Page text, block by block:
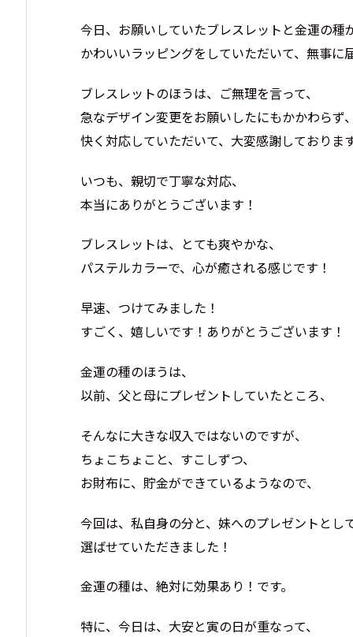
今日、お願いしていたブレスレットと金運の種
かわいいラッピングをしていただいて、無事に
ブレスレットのほうは、ご無理を言って、
急なデザイン変更をお願いしたにもかかわらず、
快く対応していただいて、大変感謝しております
いつも、親切で丁寧な対応、
本当にありがとうございます！
ブレスレットは、とても爽やかな、
パステルカラーで、心が癒される感じです！
早速、つけてみました！
すごく、嬉しいです！ありがとうございます！
金運の種のほうは、
以前、父と母にプレゼントしていたところ、
そんなに大きな収入ではないのですが、
ちょこちょこと、すこしずつ、
お財布に、貯金ができているようなので、
今回は、私自身の分と、妹へのプレゼントとして
選ばせていただきました！
金運の種は、絶対に効果あり！です。
特に、今日は、大安と寅の日が重なって、